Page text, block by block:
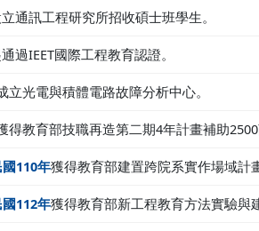
通訊工程研究所招收碩士班學生。
過IEET國際工程教育認證。
立光電與積體電路故障分析中心。
得教育部技職再造第二期4年計畫補助2500
110年獲得教育部建置跨院系實作場域計
112年獲得教育部新工程教育方法實驗與